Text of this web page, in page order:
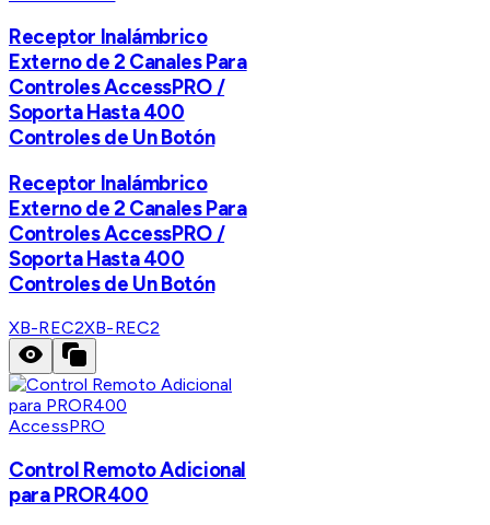
Receptor Inalámbrico
Externo de 2 Canales Para
Controles AccessPRO /
Soporta Hasta 400
Controles de Un Botón
Receptor Inalámbrico
Externo de 2 Canales Para
Controles AccessPRO /
Soporta Hasta 400
Controles de Un Botón
XB-REC2XB-REC2
AccessPRO
Control Remoto Adicional
para PROR400